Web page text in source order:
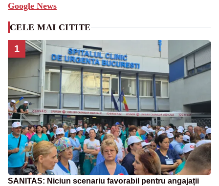
Google News
CELE MAI CITITE
1
SANITAS: Niciun scenariu favorabil pentru angajații